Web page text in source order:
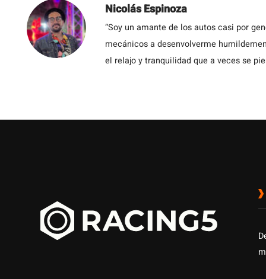
Nicolás Espinoza
“Soy un amante de los autos casi por
mecánicos a desenvolverme
el relajo y tranquilidad que a veces se